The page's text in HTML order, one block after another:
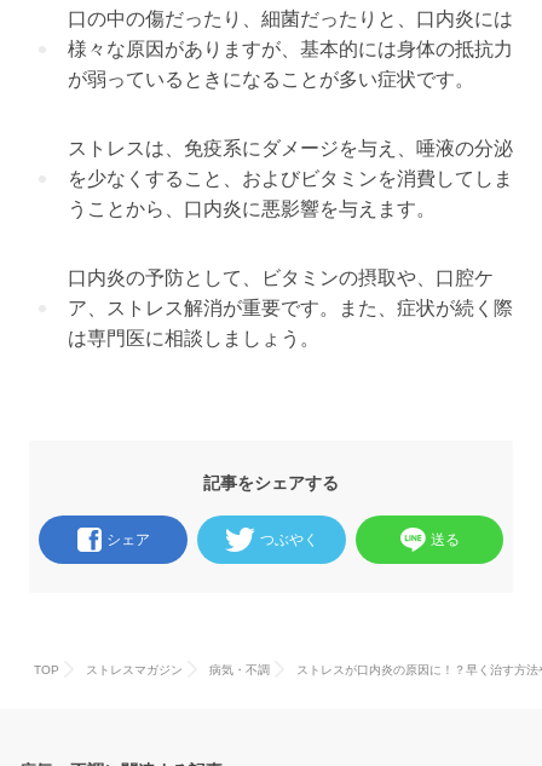
口の中の傷だったり、細菌だったりと、口内炎には
様々な原因がありますが、基本的には身体の抵抗力
が弱っているときになることが多い症状です。
ストレスは、免疫系にダメージを与え、唾液の分泌
を少なくすること、およびビタミンを消費してしま
うことから、口内炎に悪影響を与えます。
口内炎の予防として、ビタミンの摂取や、口腔ケ
ア、ストレス解消が重要です。また、症状が続く際
は専門医に相談しましょう。
記事をシェアする
シェア つぶやく 送る
TOP ストレスマガジン 病気・不調 ストレスが口内炎の原因に！？早く治す方